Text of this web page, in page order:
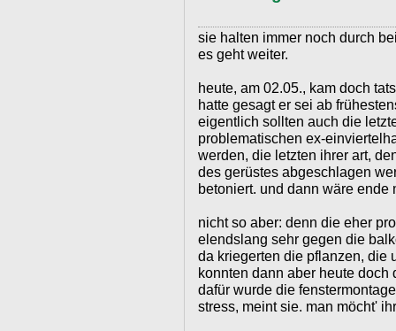
sie halten immer noch durch
es geht weiter.
heute, am 02.05., kam doch
hatte gesagt er sei ab
eigentlich sollten auch die
problematischen ex-
werden, die letzten ihrer art,
des gerüstes abgeschlagen
betoniert. und dann wäre ende
nicht so aber: denn die eher
elendslang sehr gegen die
da kriegerten die pflanzen, die
konnten dann aber heute
dafür wurde die
stress, meint sie. man möcht'